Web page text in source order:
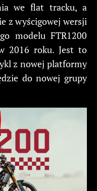
we flat tracku, a
z wyścigowej wersji
modelu FTR1200
2016 roku. Jest to
z nowej platformy
do nowej grupy